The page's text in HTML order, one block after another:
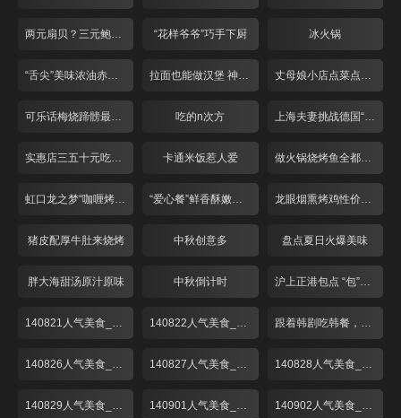
两元扇贝？三元鲍鱼？68元吃野生梭子蟹？！ “花样爷爷”巧手下厨 冰火锅
“舌尖”美味浓油赤酱五味鸭 拉面也能做汉堡 神奇面条“拿”着吃 丈母娘小店点菜点半份
可乐话梅烧蹄髈最开胃 吃的n次方 上海夫妻挑战德国“咸猪手”
实惠店三五十元吃牛排 卡通米饭惹人爱 做火锅烧烤鱼全都不用水？
虹口龙之梦“咖喱烤鱼” “爱心餐”鲜香酥嫩啤酒鸭 龙眼烟熏烤鸡性价比超高
猪皮配厚牛肚来烧烤 中秋创意多 盘点夏日火爆美味
胖大海甜汤原汁原味 中秋倒计时 沪上正港包点 “包”你喜欢
140821人气美食_001 140822人气美食_001 跟着韩剧吃韩餐，解锁时下最in美食“部队锅”
140826人气美食_001 140827人气美食_001 140828人气美食_001
140829人气美食_001 140901人气美食_001 140902人气美食_001